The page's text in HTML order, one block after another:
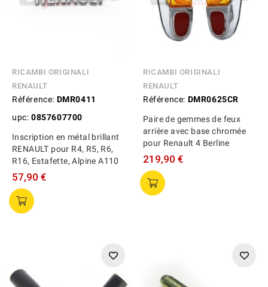
RICAMBI ORIGINALI
RENAULT
Référence: DMR0411
upc: 0857607700
Inscription en métal brillant
RENAULT pour R4, R5, R6,
R16, Estafette, Alpine A110
57,90 €
RICAMBI ORIGINALI
RENAULT
Référence: DMR0625CR
Paire de gemmes de feux
arrière avec base chromée
pour Renault 4 Berline
219,90 €